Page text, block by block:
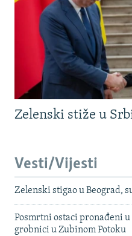
Zelenski stiže u
Vesti/Vijesti
Zelenski stigao u Beograd,
Posmrtni ostaci pronađeni u
grobnici u Zubinom Potoku